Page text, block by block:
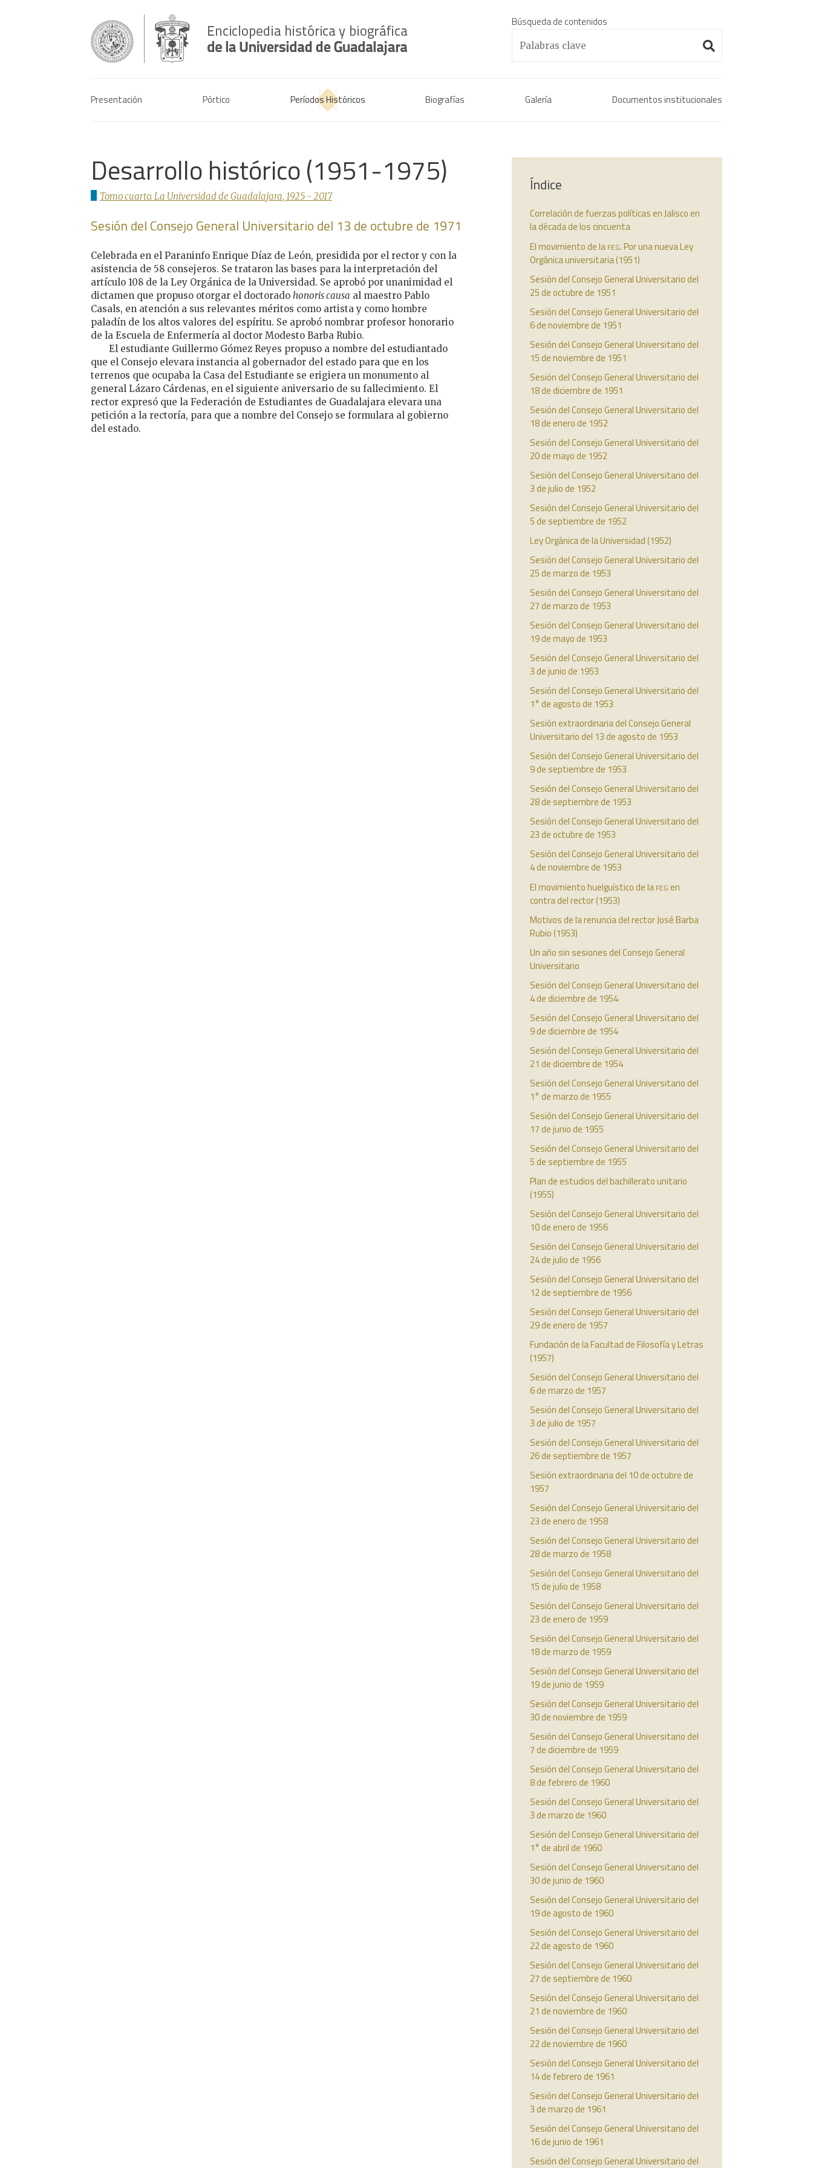
Búsqueda de contenidos
Presentación Pórtico Períodos Históricos Biografías Galería Documentos institucionales
Índice
Correlación de fuerzas políticas en Jalisco en
la década de los cincuenta
El movimiento de lafeg. Por una nueva Ley
Orgánica universitaria (1951)
Sesión del Consejo General Universitario del
25 de octubre de 1951
Sesión del Consejo General Universitario del
6 de noviembre de 1951
Sesión del Consejo General Universitario del
15 de noviembre de 1951
Sesión del Consejo General Universitario del
18 de diciembre de 1951
Sesión del Consejo General Universitario del
18 de enero de 1952
Sesión del Consejo General Universitario del
20 de mayo de 1952
Sesión del Consejo General Universitario del
3 de julio de 1952
Sesión del Consejo General Universitario del
5 de septiembre de 1952
Ley Orgánica de la Universidad (1952)
Sesión del Consejo General Universitario del
25 de marzo de 1953
Sesión del Consejo General Universitario del
27 de marzo de 1953
Sesión del Consejo General Universitario del
19 de mayo de 1953
Sesión del Consejo General Universitario del
3 de junio de 1953
Sesión del Consejo General Universitario del
1° de agosto de 1953
Sesión extraordinaria del Consejo General
Universitario del 13 de agosto de 1953
Sesión del Consejo General Universitario del
9 de septiembre de 1953
Sesión del Consejo General Universitario del
28 de septiembre de 1953
Sesión del Consejo General Universitario del
23 de octubre de 1953
Sesión del Consejo General Universitario del
4 de noviembre de 1953
El movimiento huelguístico de lafegen
contra del rector (1953)
Motivos de la renuncia del rector José Barba
Rubio (1953)
Un año sin sesiones del Consejo General
Universitario
Sesión del Consejo General Universitario del
4 de diciembre de 1954
Sesión del Consejo General Universitario del
9 de diciembre de 1954
Sesión del Consejo General Universitario del
21 de diciembre de 1954
Sesión del Consejo General Universitario del
1° de marzo de 1955
Sesión del Consejo General Universitario del
17 de junio de 1955
Sesión del Consejo General Universitario del
5 de septiembre de 1955
Plan de estudios del bachillerato unitario
(1955)
Sesión del Consejo General Universitario del
10 de enero de 1956
Sesión del Consejo General Universitario del
24 de julio de 1956
Sesión del Consejo General Universitario del
12 de septiembre de 1956
Sesión del Consejo General Universitario del
29 de enero de 1957
Fundación de la Facultad de Filosofía y Letras
(1957)
Sesión del Consejo General Universitario del
6 de marzo de 1957
Sesión del Consejo General Universitario del
3 de julio de 1957
Sesión del Consejo General Universitario del
26 de septiembre de 1957
Sesión extraordinaria del 10 de octubre de
1957
Sesión del Consejo General Universitario del
23 de enero de 1958
Sesión del Consejo General Universitario del
28 de marzo de 1958
Sesión del Consejo General Universitario del
15 de julio de 1958
Sesión del Consejo General Universitario del
23 de enero de 1959
Sesión del Consejo General Universitario del
18 de marzo de 1959
Sesión del Consejo General Universitario del
19 de junio de 1959
Sesión del Consejo General Universitario del
30 de noviembre de 1959
Sesión del Consejo General Universitario del
7 de diciembre de 1959
Sesión del Consejo General Universitario del
8 de febrero de 1960
Sesión del Consejo General Universitario del
3 de marzo de 1960
Sesión del Consejo General Universitario del
1° de abril de 1960
Sesión del Consejo General Universitario del
30 de junio de 1960
Sesión del Consejo General Universitario del
19 de agosto de 1960
Sesión del Consejo General Universitario del
22 de agosto de 1960
Sesión del Consejo General Universitario del
27 de septiembre de 1960
Sesión del Consejo General Universitario del
21 de noviembre de 1960
Sesión del Consejo General Universitario del
22 de noviembre de 1960
Sesión del Consejo General Universitario del
14 de febrero de 1961
Sesión del Consejo General Universitario del
3 de marzo de 1961
Sesión del Consejo General Universitario del
16 de junio de 1961
Sesión del Consejo General Universitario del
Desarrollo histórico (1951-1975)
Tomo cuarto. La Universidad de Guadalajara, 1925 - 2017
Sesión del Consejo General Universitario del 13 de octubre de 1971
Celebrada en el Paraninfo Enrique Díaz de León, presidida por el rector y con la
asistencia de 58 consejeros. Se trataron las bases para la interpretación del
artículo 108 de la Ley Orgánica de la Universidad. Se aprobó por unanimidad el
dictamen que propuso otorgar el doctorado honoris causa al maestro Pablo
Casals, en atención a sus relevantes méritos como artista y como hombre
paladín de los altos valores del espíritu. Se aprobó nombrar profesor honorario
de la Escuela de Enfermería al doctor Modesto Barba Rubio.
El estudiante Guillermo Gómez Reyes propuso a nombre del estudiantado
que el Consejo elevara instancia al gobernador del estado para que en los
terrenos que ocupaba la Casa del Estudiante se erigiera un monumento al
general Lázaro Cárdenas, en el siguiente aniversario de su fallecimiento. El
rector expresó que la Federación de Estudiantes de Guadalajara elevara una
petición a la rectoría, para que a nombre del Consejo se formulara al gobierno
del estado.